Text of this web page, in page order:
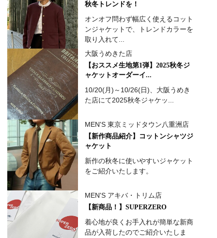
秋冬トレンドを！
オンオフ問わず幅広く使えるコット
ンジャケットで、トレンドカラーを
取り入れて...
大阪うめきた店
【おススメ生地第1弾】2025秋冬ジ
ャケットオーダーイ...
10/20(月)～10/26(日)、大阪うめき
た店にて2025秋冬ジャケッ...
MEN'S 東京ミッドタウン八重洲店
【新作商品紹介】コットンシャツジ
ャケット
新作の秋冬に使いやすいジャケット
をご紹介いたします。
MEN'S アキバ・トリム店
【新商品！】SUPERZERO
着心地が良くお手入れが簡単な新商
品が入荷したのでご紹介いたしま